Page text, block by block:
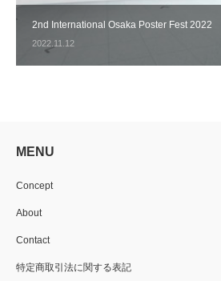
2nd International Osaka Poster Fest 2022
2022.11.12
MENU
Concept
About
Contact
特定商取引法に関する表記